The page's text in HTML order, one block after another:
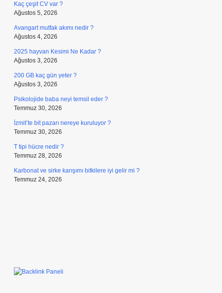
Kaç çeşit CV var ?
Ağustos 5, 2026
Avangart mutfak akımı nedir ?
Ağustos 4, 2026
2025 hayvan Kesimi Ne Kadar ?
Ağustos 3, 2026
200 GB kaç gün yeter ?
Ağustos 3, 2026
Psikolojide baba neyi temsil eder ?
Temmuz 30, 2026
İzmit’te bit pazarı nereye kuruluyor ?
Temmuz 30, 2026
T tipi hücre nedir ?
Temmuz 28, 2026
Karbonat ve sirke karışımı bitkilere iyi gelir mi ?
Temmuz 24, 2026